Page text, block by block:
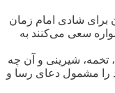
برای شادی امام زمان
سعی می‌کنند به
تخمه، شیرینی و آن چه
را مشمول دعای رسا و